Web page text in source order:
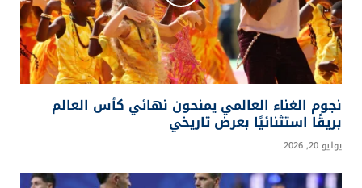
نجوم الغناء العالمي يمنحون نهائي كأس العالم
بريقًا استثنائيًا بعرض تاريخي
يوليو 20, 2026